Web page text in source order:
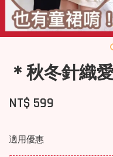
＊秋冬針織
NT$ 599
適用優惠